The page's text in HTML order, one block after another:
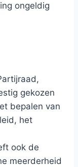
ongeldig
gekozen
bepalen van
het
ook de
meerderheid